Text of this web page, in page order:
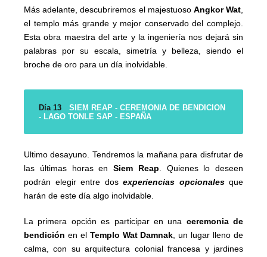
Más adelante, descubriremos el majestuoso Angkor Wat,
el templo más grande y mejor conservado del complejo.
Esta obra maestra del arte y la ingeniería nos dejará sin
palabras por su escala, simetría y belleza, siendo el
broche de oro para un día inolvidable.
Día 13
SIEM REAP - CEREMONIA DE BENDICION
- LAGO TONLE SAP - ESPAÑA
Ultimo desayuno. Tendremos la mañana para disfrutar de
las últimas horas en Siem Reap. Quienes lo deseen
podrán elegir entre dosexperiencias opcionalesque
harán de este día algo inolvidable.
La primera opción es participar en una ceremonia de
bendición en el Templo Wat Damnak, un lugar lleno de
calma, con su arquitectura colonial francesa y jardines